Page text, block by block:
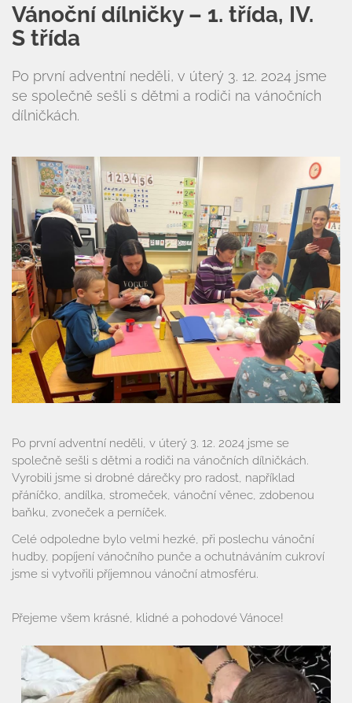
Vánoční dílničky – 1. třída, IV.
S třída
Po první adventní neděli, v úterý 3. 12. 2024 jsme
se společně sešli s dětmi a rodiči na vánočních
dílničkách.
Po první adventní neděli, v úterý 3. 12. 2024 jsme se
společně sešli s dětmi a rodiči na vánočních dílničkách.
Vyrobili jsme si drobné dárečky pro radost, například
přáníčko, andílka, stromeček, vánoční věnec, zdobenou
baňku, zvoneček a perníček.
Celé odpoledne bylo velmi hezké, při poslechu vánoční
hudby, popíjení vánočního punče a ochutnáváním cukroví
jsme si vytvořili příjemnou vánoční atmosféru.
Přejeme všem krásné, klidné a pohodové Vánoce!